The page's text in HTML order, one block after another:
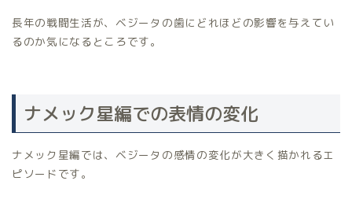
長年の戦闘生活が、ベジータの歯にどれほどの影響を与えてい
るのか気になるところです。
ナメック星編での表情の変化
ナメック星編では、ベジータの感情の変化が大きく描かれるエ
ピソードです。